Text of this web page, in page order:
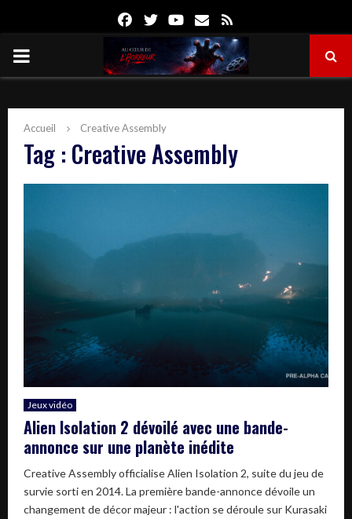
FacebookTwitterYoutube
Email
PRIMARY
Accueil Creative Assembly
Tag : Creative Assembly
Jeux vidéo
Alien Isolation 2 dévoilé avec une bande-
annonce sur une planète inédite
Creative Assembly officialise Alien Isolation 2, suite du jeu de
survie sorti en 2014. La première bande-annonce dévoile un
changement de décor majeur : l'action se déroule sur Kurasaki